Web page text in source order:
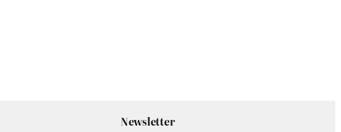
Newsletter